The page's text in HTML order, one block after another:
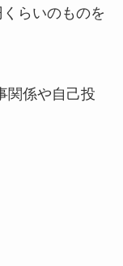
らいのものを
関係や自己投